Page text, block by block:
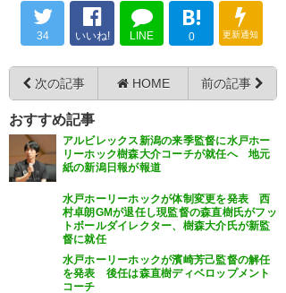
あー、樹森さん続投確定か…樹
森さんに任せるからにはコーチ
陣とか万全のサポートをしてあ
げて欲しい。とにかく経験値の
あるコーチを！
— GHB (GHBq96)2026, 6月 11
当然でしょ。
J1が厳しいのなんて分かりきっ
てたことだし、何年も前から腹
は括ってる。死んでもついてく
だけ。
樹森さん信じてます、水戸を頼
みます。
#水戸ホーリーホック
— たく (taku0129_44)2026, 6
34 いいね! LINE
B!
0 更新通知
次の記事 HOME 前の記事
おすすめ記事
アルビレックス新潟の来季監督に水戸ホー
リーホック樹森大介コーチが就任へ 地元
紙の新潟日報が報道
水戸ホーリーホックが体制変更を発表 西
村卓朗GMが退任し現監督の森直樹氏がフッ
トボールダイレクター、樹森大介氏が新監
督に就任
水戸ホーリーホックが濱崎芳己監督の解任
を発表 後任は森直樹ディベロップメント
コーチ